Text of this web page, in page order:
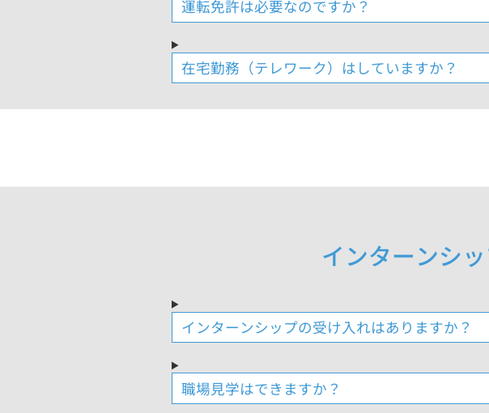
運転免許は必要なのですか？
在宅勤務（テレワーク）はしていますか？
インターンシ
インターンシップの受け入れはありますか？
職場見学はできますか？